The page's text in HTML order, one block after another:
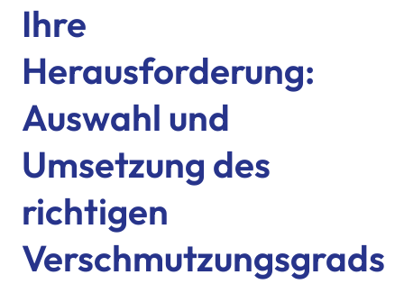
Ihre
Herausforderung:
Auswahl und
Umsetzung des
richtigen
Verschmutzungsgrads